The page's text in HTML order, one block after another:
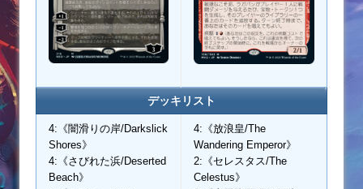
デッキリスト
4:《闇滑りの岸/Darkslick
Shores》
4:《さびれた浜/Deserted
Beach》
4:《放浪皇/The
Wandering Emperor》
2:《セレスタス/The
Celestus》